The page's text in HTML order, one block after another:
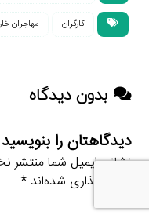
کارگران مهاجران
بدون دیدگاه
دیدگاهتان را بنویسید
نشانی ایمیل شما منتشر
علامت‌گذاری شده‌اند*